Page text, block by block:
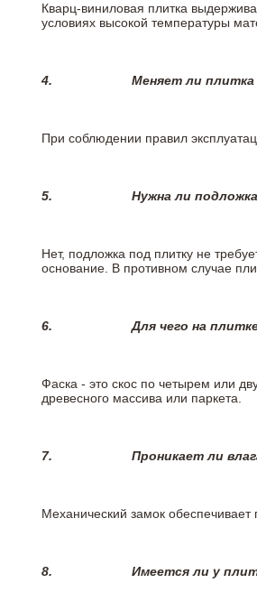
Кварц-виниловая плитка
условиях высокой температуры
4. Меняет ли плитка
При соблюдении правил
5. Нужна ли
Нет, подложка под плитку не
основание. В противном случае
6.Для чего на
Фаска - это скос по четырем или
древесного массива или паркета.
7. Проникает ли
Механический замок
8. Имеется ли у